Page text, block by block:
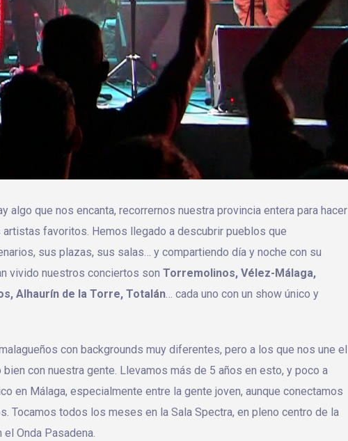
algo que nos encanta, recorrernos nuestra provincia entera para hacer
favoritos. Hemos llegado a descubrir pueblos que
sus plazas, sus salas… y compartiendo día y noche con su
vivido nuestros conciertos son Torremolinos, Vélez-Málaga,
Alhaurín de la Torre, Totalán… cada uno con un show único y
con backgrounds muy diferentes, pero a los que nos une el
con nuestra gente. Llevamos más de 5 años en esto, y poco a
en Málaga, especialmente entre la gente joven, aunque conectamos
Tocamos todos los meses en la Sala Spectra, en pleno centro de la
Onda Pasadena.